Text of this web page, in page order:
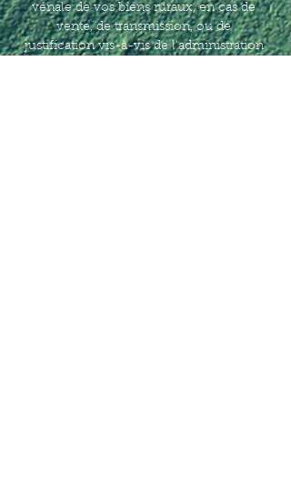
vénale de vos biens ruraux, en cas de
vente, de transmission, ou de
justification vis-à-vis de l'administration